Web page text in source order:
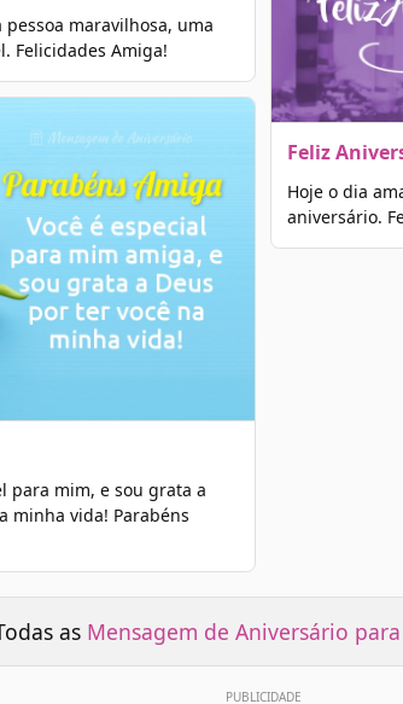
pessoa maravilhosa, uma
Felicidades Amiga!
para mim, e sou grata a
minha vida! Parabéns
Feliz
Hoje o dia
aniversário.
as Mensagem de Aniversário